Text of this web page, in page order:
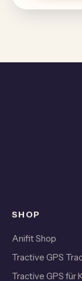
SHOP
Anifit Shop
Tractive GPS
Tractive GPS für